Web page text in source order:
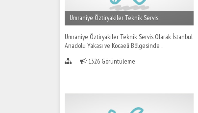
Ümraniye Öztiryakiler Teknik Servis..
Ümraniye Öztiryakiler Teknik Servis Olarak İstanbul
Anadolu Yakası ve Kocaeli Bölgesinde ..
1326 Görüntüleme